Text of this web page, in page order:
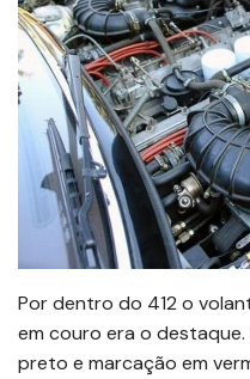
Por dentro do 412 o
em couro era o
preto e marcação em